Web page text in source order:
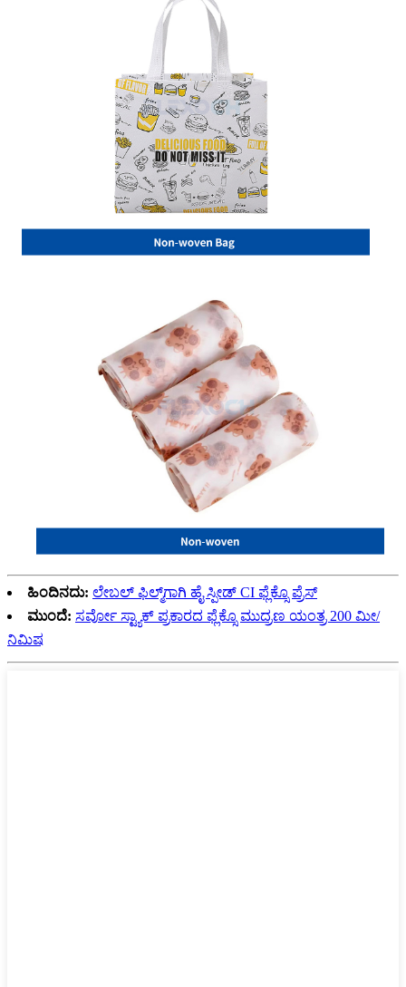
ಹಿಂದಿನದು: ಲೇಬಲ್ ಫಿಲ್ಮ್‌ಗಾಗಿ ಹೈ ಸ್ಪೀಡ್ CI ಫ್ಲೆಕ್ಸೊ ಪ್ರೆಸ್
ಮುಂದೆ: ಸರ್ವೋ ಸ್ಟ್ಯಾಕ್ ಪ್ರಕಾರದ ಫ್ಲೆಕ್ಸೊ ಮುದ್ರಣ ಯಂತ್ರ 200 ಮೀ/
ನಿಮಿಷ